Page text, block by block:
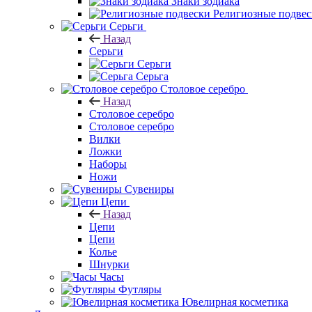
Религиозные
Серьги
Назад
Серьги
Серьги
Серьга
Столовое серебро
Назад
Столовое серебро
Столовое серебро
Вилки
Ложки
Наборы
Ножи
Сувениры
Цепи
Назад
Цепи
Цепи
Колье
Шнурки
Часы
Футляры
Ювелирная косметика